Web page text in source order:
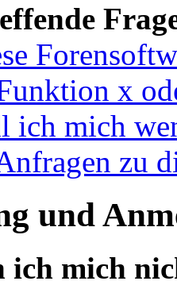
x
ich mich
zu
und
mich